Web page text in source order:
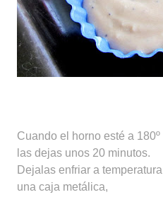
Cuando el horno esté a
las dejas unos 20 minutos.
Dejalas enfriar a
una caja metálica,